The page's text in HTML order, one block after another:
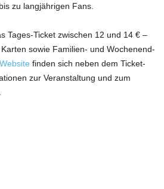
zu langjährigen Fans.
Tages-Ticket zwischen 12 und 14 € –
sowie Familien- und Wochenend-
Website finden sich neben dem Ticket-
zur Veranstaltung und zum